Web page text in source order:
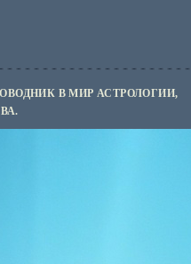
В МИР АСТРОЛОГИИ,